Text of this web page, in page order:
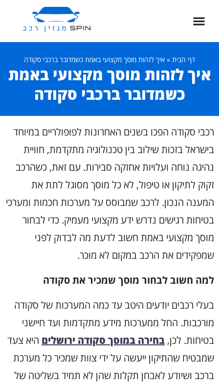
דף הבית » איך לזהות מוסך מקצועי באמת כשמדובר ברכבי סקודה
איך לזהות מוסך מקצועי באמת
כשמדובר ברכבי סקודה
רכבי סקודה הפכו בשנים האחרונות לפופולריים במיוחד
בישראל בזכות שילוב בין טכנולוגיה מתקדמת, חוויית
נהיגה נוחה ועלויות אחזקה סבירות. עם זאת, כשהרכב
זקוק לתיקון או טיפול, לא כל מוסך מסוגל לתת את
המענה הנכון. לרכב שמבוסס על מערכות חכמות ומערכי
בטיחות רגישים נדרש ידע מקצועי מעמיק. כדי לבחור
מוסך מקצועי באמת חשוב לדעת מה לבדוק לפני
שמפקידים את הרכב במקום לא מוכר.
למה חשוב לבחור מוסך שמכיר את סקודה
בעלי רכבים יודעים היטב עד כמה המערכות של סקודה
מורכבות. החל ממערכות מידע מתקדמות ועד חיישני
בטיחות. לכן, בחירה במוסך סקודה ירושלים היא צעד
שמבטיח שהתיקון ייעשה על ידי צוות שמכיר כל מערכת
ברכב ושיודע לאבחן תקלות שהן לא תמיד בשליטה של